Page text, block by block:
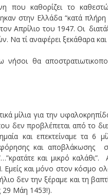
που καθορίζει το
στην Ελλάδα “κατά πλήρη
Απρίλιο του 1947. Οι
Να τί αναφέρει ξεκάθαρα
νήσοι θα
μίλια για την
δεν προβλέπεται από το
και επεκτείναμε τα 6
και αποβλάκωσης
και μικρό
και μόνο στον κόσμο
δεν την ξέραμε και τη
29 Μάη 1453!).